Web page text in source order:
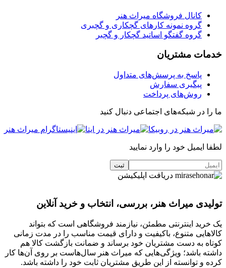
کانال فروشگاه میراث هنر
گروه نمونه کارهای گچکاری و گچبری
گروه گفتگو اساتید گچکار و گچبر
خدمات مشتریان
پاسخ به پرسش‌های متداول
پیگیری سفارش
روش‌های پرداخت
ما را در شبکه‌های اجتماعی دنبال کنید
لطفا ایمیل خود را وارد نمایید
دریافت اپلیکیشن
تولیدی میراث هنر، بررسی، انتخاب و خرید آنلاین
یک خرید اینترنتی مطمئن، نیازمند فروشگاهی است که بتواند
کالاهایی متنوع، باکیفیت و دارای قیمت مناسب را در مدت زمانی
کوتاه به دست مشتریان خود برساند و ضمانت بازگشت کالا هم
داشته باشد؛ ویژگی‌هایی که میراث هنر سال‌هاست بر روی آن‌ها کار
کرده و توانسته از این طریق مشتریان ثابت خود را داشته باشد.